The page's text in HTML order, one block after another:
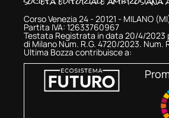
Corso Venezia 24 - 20121 - MILANO
Partita IVA: 12633760967
Testata Registrata in data 20/4/2023
di Milano Num. R.G. 4720/2023. Num.
Ultima Bozza contribuisce a: